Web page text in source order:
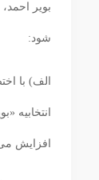
بویر
شود:
الف) با
انتخابیه
افزایش